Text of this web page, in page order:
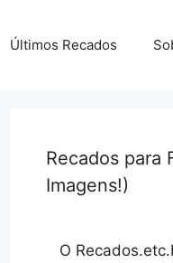
Últimos Recados
Recados para
Imagens!)
O